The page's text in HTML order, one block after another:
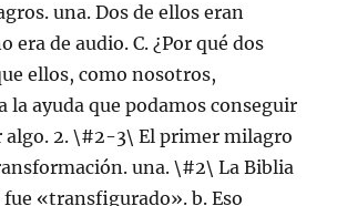
una. Dos de ellos eran
era de audio. C. ¿Por qué dos
ellos, como nosotros,
la ayuda que podamos conseguir
algo. 2. \#2-3\ El primer milagro
una. \#2\ La Biblia
fue «transfigurado». b. Eso